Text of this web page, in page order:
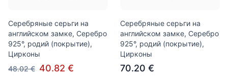
Серебряные серьги на
английском замке, Серебро
925°, родий (покрытие),
Цирконы
48.02 € 40.82 €
Серебряные серьги на
английском замке, Серебро
925°, родий (покрытие),
Цирконы
70.20 €